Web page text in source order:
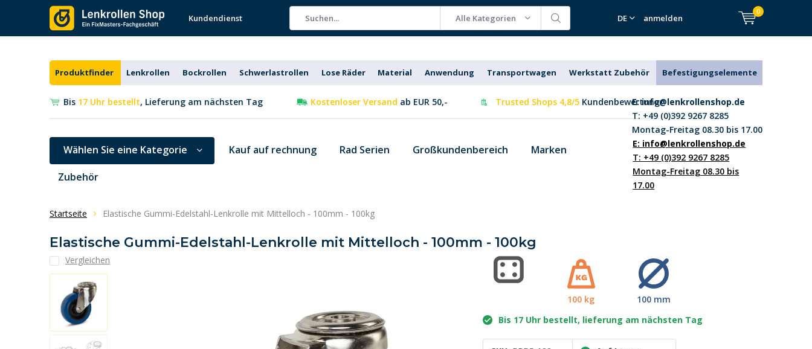
Kundendienst Alle Kategorien DE anmelden
0
Produktfinder Lenkrollen Bockrollen Schwerlastrollen Lose Räder Material Anwendung Transportwagen Werkstatt Zubehör Befestigungselemente
Bis 17 Uhr bestellt, Lieferung am nächsten Tag Kostenloser Versand ab EUR 50,- Trusted Shops 4,8/5 Kundenbewertung
E:info@lenkrollenshop.de
T: +49 (0)392 9267 8285
Montag-Freitag 08.30 bis 17.00
Wählen Sie eine Kategorie Kauf auf rechnung Rad Serien Großkundenbereich Marken
Zubehör
E: info@lenkrollenshop.de
T: +49 (0)392 9267 8285
Montag-Freitag 08.30 bis
17.00
Startseite Elastische Gummi-Edelstahl-Lenkrolle mit Mittelloch - 100mm - 100kg
Elastische Gummi-Edelstahl-Lenkrolle mit Mittelloch - 100mm - 100kg
Vergleichen
100 kg
100 mm
Bis 17 Uhr bestellt, lieferung am nächsten Tag